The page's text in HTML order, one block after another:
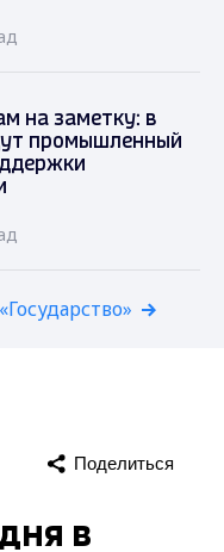
на заметку: в
промышленный
Поделиться
в